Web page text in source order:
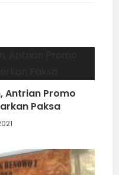
Antrian Promo
Paksa